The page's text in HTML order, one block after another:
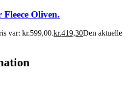
Oliven.
var: kr.599,00.kr.419,30Den aktuelle